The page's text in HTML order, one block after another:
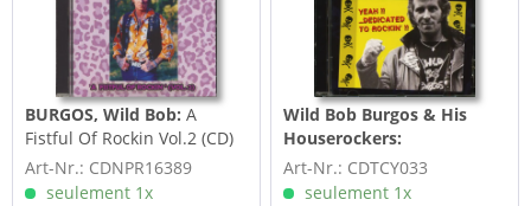
BURGOS, Wild Bob:A
Fistful Of Rockin Vol.2 (CD)
Art-Nr.: CDNPR16389
seulement 1x
Wild Bob Burgos & His
Houserockers:
Yeah!!...Dedicated To
Rockin'!! (CD)
Art-Nr.: CDTCY033
seulement 1x